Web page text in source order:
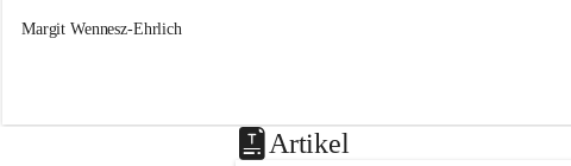
Margit Wennesz-Ehrlich
Artikel